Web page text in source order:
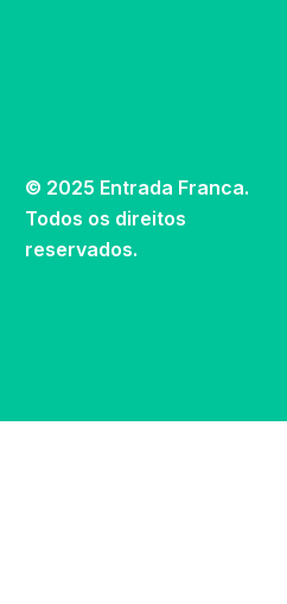
© 2025 Entrada Franca.
Todos os direitos
reservados.